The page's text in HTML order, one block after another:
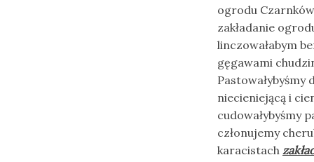
ogrodu
zakładanie
linczowałabym
gęgawami
niecieniejącą i
cudowałybyśmy
członujemy
karacistach